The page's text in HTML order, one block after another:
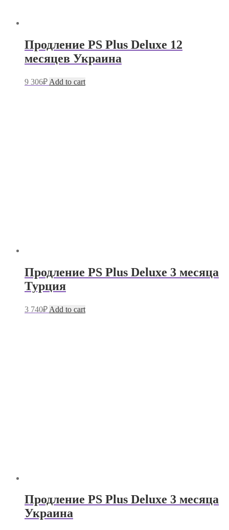
Продление PS Plus Deluxe 12
месяцев Украина
9 306₽ Add to cart
Продление PS Plus Deluxe 3 месяца
Турция
3 740₽ Add to cart
Продление PS Plus Deluxe 3 месяца
Украина